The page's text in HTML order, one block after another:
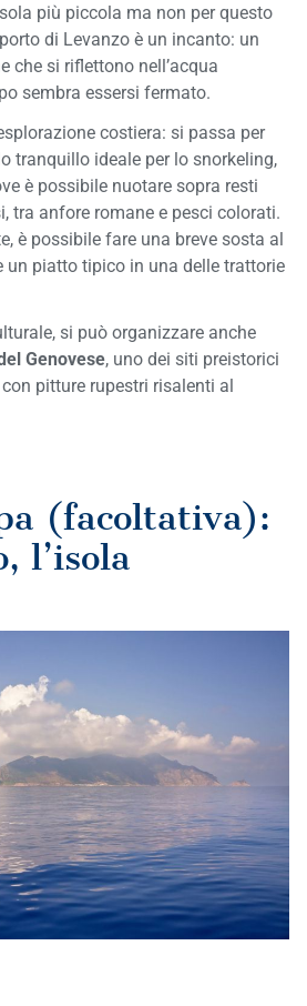
più piccola ma non per questo
di Levanzo è un incanto: un
che si riflettono nell’acqua
sembra essersi fermato.
costiera: si passa per
tranquillo ideale per lo snorkeling,
è possibile nuotare sopra resti
tra anfore romane e pesci colorati.
è possibile fare una breve sosta al
un piatto tipico in una delle trattorie
si può organizzare anche
Genovese, uno dei siti preistorici
pitture rupestri risalenti al
(facoltativa):
l’isola